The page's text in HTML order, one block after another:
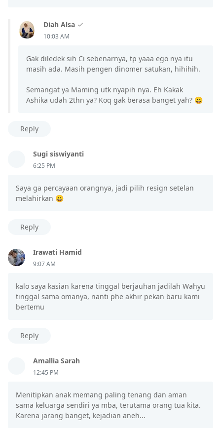
Diah Alsa
10:03 AM
Gak diledek sih Ci sebenarnya, tp yaaa ego nya itu
masih ada. Masih pengen dinomer satukan, hihihih.
Semangat ya Maming utk nyapih nya. Eh Kakak
Ashika udah 2thn ya? Koq gak berasa banget yah? 😀
Reply
Sugi siswiyanti
6:25 PM
Saya ga percayaan orangnya, jadi pilih resign setelan
melahirkan 😀
Reply
Irawati Hamid
9:07 AM
kalo saya kasian karena tinggal berjauhan jadilah Wahyu
tinggal sama omanya, nanti phe akhir pekan baru kami
bertemu
Reply
Amallia Sarah
12:45 PM
Menitipkan anak memang paling tenang dan aman
sama keluarga sendiri ya mba, terutama orang tua kita.
Karena jarang banget, kejadian aneh...